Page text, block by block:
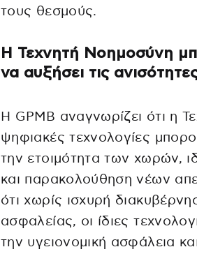
τους θεσμούς.
Η Τεχνητή Νοημοσύνη
να αυξήσει τις
Η GPMB αναγνωρίζει ότι η
ψηφιακές τεχνολογίες
την ετοιμότητα των χωρών,
και παρακολούθηση νέων
ότι χωρίς ισχυρή
ασφαλείας, οι ίδιες
την υγειονομική ασφάλεια